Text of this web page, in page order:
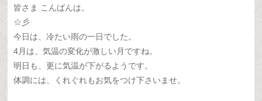
皆さま こんばんは。
☆彡
今日は、冷たい雨の一日でした。
4月は、気温の変化が激しい月ですね。
明日も、更に気温が下がるようです。
体調には、くれぐれもお気をつけ下さいませ。